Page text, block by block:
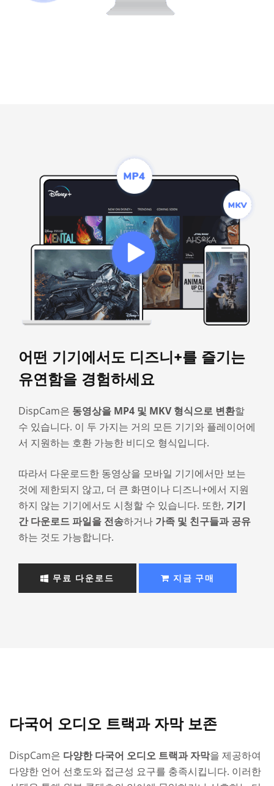
어떤 기기에서도 디즈니+를 즐기는
유연함을 경험하세요
DispCam은 동영상을 MP4 및 MKV 형식으로 변환할
수 있습니다. 이 두 가지는 거의 모든 기기와 플레이어에
서 지원하는 호환 가능한 비디오 형식입니다.
따라서 다운로드한 동영상을 모바일 기기에서만 보는
것에 제한되지 않고, 더 큰 화면이나 디즈니+에서 지원
하지 않는 기기에서도 시청할 수 있습니다. 또한, 기기
간 다운로드 파일을 전송하거나 가족 및 친구들과 공유
하는 것도 가능합니다.
무료 다운로드 지금 구매
다국어 오디오 트랙과 자막 보존
DispCam은 다양한 다국어 오디오 트랙과 자막을 제공하여
다양한 언어 선호도와 접근성 요구를 충족시킵니다. 이러한